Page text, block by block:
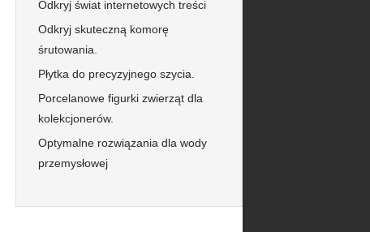
Odkryj świat internetowych treści
Odkryj skuteczną komorę
śrutowania.
Płytka do precyzyjnego szycia.
Porcelanowe figurki zwierząt dla
kolekcjonerów.
Optymalne rozwiązania dla wody
przemysłowej